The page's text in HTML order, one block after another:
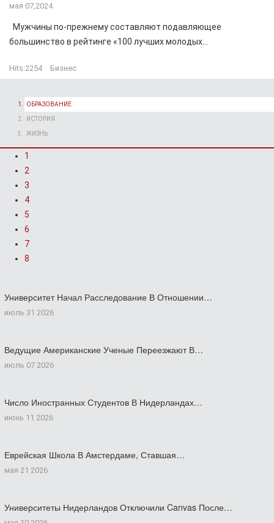
мая 07,2024
Мужчины по-прежнему составляют подавляющее
большинство в рейтинге «100 лучших молодых...
Hits:2254 Бизнес
ОБРАЗОВАНИЕ
ИСТОРИЯ
ЖИЗНЬ
1
2
3
4
5
6
7
8
Университет Начал Расследование В Отношении…
июль 31 2026
Ведущие Американские Ученые Переезжают В…
июль 07 2026
Число Иностранных Студентов В Нидерландах…
июнь 11 2026
Еврейская Школа В Амстердаме, Ставшая…
мая 21 2026
Университеты Нидерландов Отключили Canvas После…